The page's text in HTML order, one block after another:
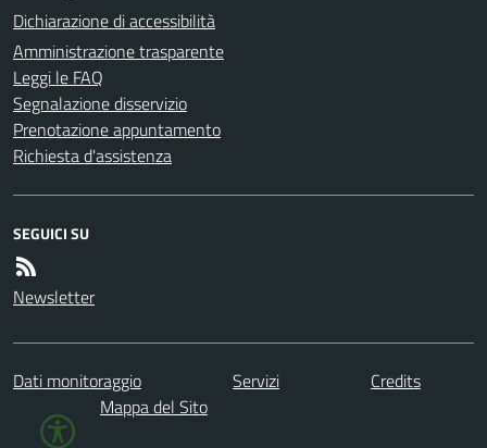
Dichiarazione di accessibilità
Amministrazione trasparente
Leggi le FAQ
Segnalazione disservizio
Prenotazione appuntamento
Richiesta d'assistenza
SEGUICI SU
Newsletter
Dati monitoraggio Servizi
Credits
Mappa del Sito